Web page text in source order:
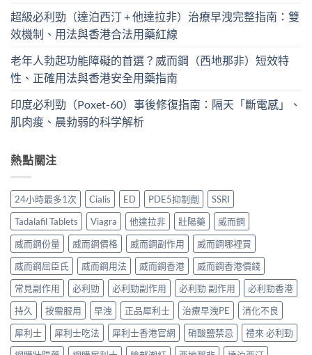
超級必利勁（達泊西汀 + 他達拉非）治療早洩完整指南：雙
效機制、用法與香港合法用藥紅線
老年人勃起功能障礙的首選？威而鋼（西地那非）短效特
性、正確用法與香港安全用藥指南
印度必利勁（Poxet-60）事後修復指南：隔天「斷電感」、
肌肉痠、晨勃弱的科学解析
熱點關注
24小時最多1次 Cialis ED PDE5抑制劑
SSRI
Tadalafil Tablets
Viagra 他達拉非 壯陽藥
威而鋼
威而鋼份量
威而鋼價格 威而鋼副作用
威而鋼哪裡買
威而鋼屈臣氏
威而鋼用法 威而鋼香港
威而鋼香港價錢
常見副作用
必利勁 必利勁副作用 必利勁 副作用
必利勁香港
持久
按需服用 早洩 正品犀利士 治療早洩PE
消化不良
犀利士
犀利士吃法 犀利士香港官網 硝酸鹽禁忌
禮來 必利勁